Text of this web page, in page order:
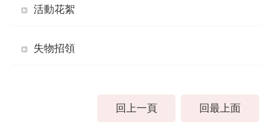
活動花絮
失物招領
回上一頁 回最上面